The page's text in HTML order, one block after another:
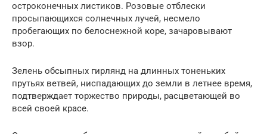
остроконечных листиков. Розовые отблески
просыпающихся солнечных лучей, несмело
пробегающих по белоснежной коре, зачаровывают
взор.
Зелень обсыпных гирлянд на длинных тоненьких
прутьях ветвей, ниспадающих до земли в летнее время,
подтверждает торжество природы, расцветающей во
всей своей красе.